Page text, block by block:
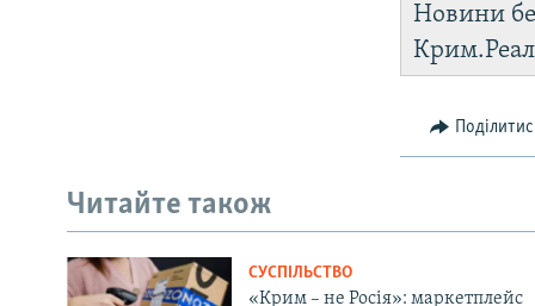
Новини
Читайте також
СУСПІЛЬСТВО
«Крим – не Росія»: маркетплейс